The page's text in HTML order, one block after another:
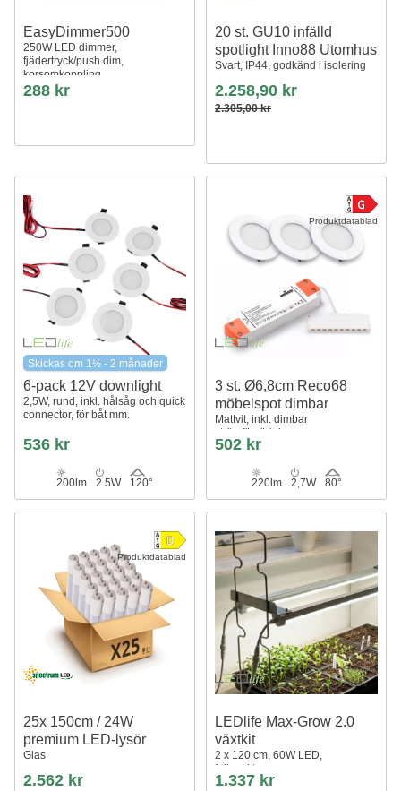
EasyDimmer500
250W LED dimmer,
fjädertryck/push dim,
korsomkoppling
288 kr
20 st. GU10 infälld
spotlight Inno88 Utomhus
Svart, IP44, godkänd i isolering
2.258,90 kr
2.305,00 kr
Skickas om 1½ - 2 månader
6-pack 12V downlight
2,5W, rund, inkl. hålsåg och quick
connector, för båt mm.
536 kr
200lm 2.5W 120°
Produktdatablad
3 st. Ø6,8cm Reco68
möbelspot dimbar
Mattvit, inkl. dimbar
strömförsörjning
502 kr
220lm 2,7W 80°
Produktdatablad
25x 150cm / 24W
premium LED-lysör
Glas
2.562 kr
LEDlife Max-Grow 2.0
växtkit
2 x 120 cm, 60W LED,
fullspektrum
1.337 kr